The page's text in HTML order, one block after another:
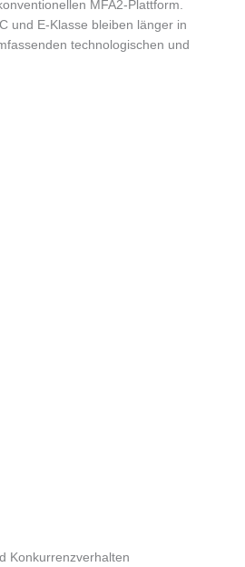
MFA2-Plattform.
und E-Klasse bleiben länger in
technologischen und
Konkurrenzverhalten